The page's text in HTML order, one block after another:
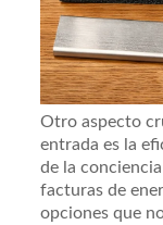
Otro aspecto
entrada es la
de la
facturas de
opciones que